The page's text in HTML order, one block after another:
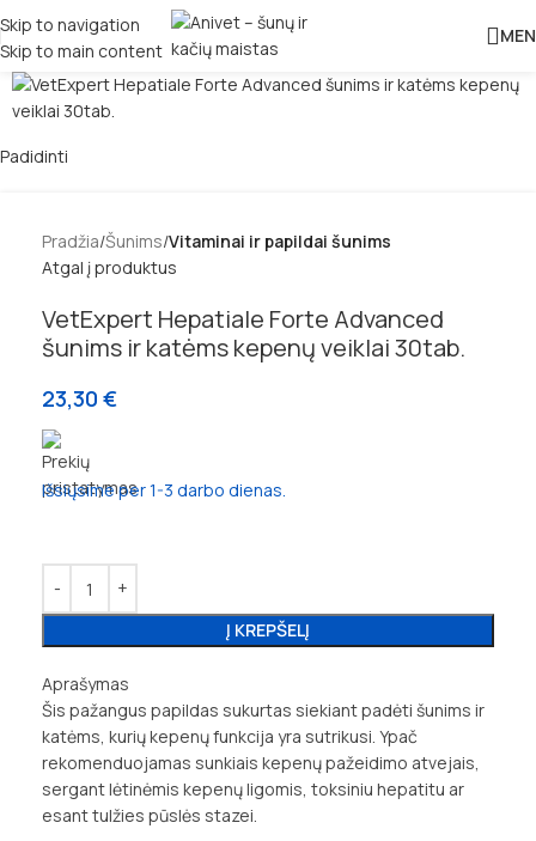
Skip to navigation
Skip to main content
Padidinti
Pradžia Šunims Vitaminai ir papildai šunims
Atgal į produktus
VetExpert Hepatiale Forte Advanced
šunims ir katėms kepenų veiklai 30tab.
23,30 €
Išsiųsime per 1-3 darbo dienas.
Į KREPŠELĮ
Aprašymas
Šis pažangus papildas sukurtas siekiant padėti šunims ir
katėms, kurių kepenų funkcija yra sutrikusi. Ypač
rekomenduojamas sunkiais kepenų pažeidimo atvejais,
sergant lėtinėmis kepenų ligomis, toksiniu hepatitu ar
esant tulžies pūslės stazei.